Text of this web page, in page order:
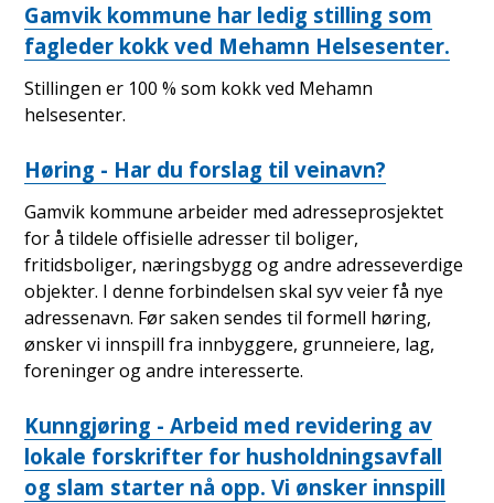
Gamvik kommune har ledig stilling som
fagleder kokk ved Mehamn Helsesenter.
Stillingen er 100 % som kokk ved Mehamn
helsesenter.
Høring - Har du forslag til veinavn?
Gamvik kommune arbeider med adresseprosjektet
for å tildele offisielle adresser til boliger,
fritidsboliger, næringsbygg og andre adresseverdige
objekter. I denne forbindelsen skal syv veier få nye
adressenavn. Før saken sendes til formell høring,
ønsker vi innspill fra innbyggere, grunneiere, lag,
foreninger og andre interesserte.
Kunngjøring - Arbeid med revidering av
lokale forskrifter for husholdningsavfall
og slam starter nå opp. Vi ønsker innspill